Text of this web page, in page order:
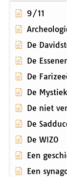
9/11
De
De
De
De
De niet
De
De WIZO
Een
Een